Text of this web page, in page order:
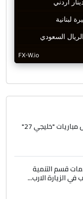
الاتحاد الخليجي يعلن جدول مباريات "خليجي 27"
قسم التنمية
في الزيارة الارب...